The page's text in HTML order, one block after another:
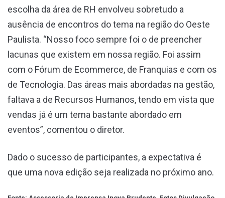
escolha da área de RH envolveu sobretudo a
ausência de encontros do tema na região do Oeste
Paulista. “Nosso foco sempre foi o de preencher
lacunas que existem em nossa região. Foi assim
com o Fórum de Ecommerce, de Franquias e com os
de Tecnologia. Das áreas mais abordadas na gestão,
faltava a de Recursos Humanos, tendo em vista que
vendas já é um tema bastante abordado em
eventos”, comentou o diretor.
Dado o sucesso de participantes, a expectativa é
que uma nova edição seja realizada no próximo ano.